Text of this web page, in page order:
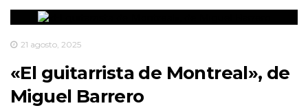
21 agosto, 2025
«El guitarrista de Montreal», de
Miguel Barrero